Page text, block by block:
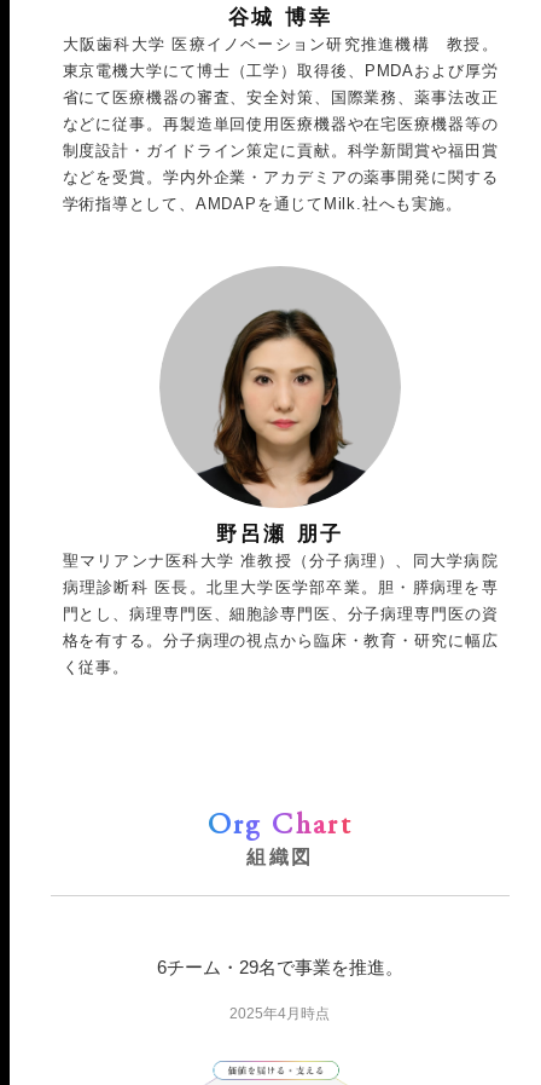
谷城 博幸
大阪歯科大学 医療イノベーション研究推進機構 教授。
東京電機大学にて博士（工学）取得後、PMDAおよび厚労
省にて医療機器の審査、安全対策、国際業務、薬事法改正
などに従事。再製造単回使用医療機器や在宅医療機器等の
制度設計・ガイドライン策定に貢献。科学新聞賞や福田賞
などを受賞。学内外企業・アカデミアの薬事開発に関する
学術指導として、AMDAPを通じてMilk.社へも実施。
野呂瀬 朋子
聖マリアンナ医科大学 准教授（分子病理）、同大学病院
病理診断科 医長。北里大学医学部卒業。胆・膵病理を専
門とし、病理専門医、細胞診専門医、分子病理専門医の資
格を有する。分子病理の視点から臨床・教育・研究に幅広
く従事。
Org Chart
組織図
6チーム・29名で事業を推進。
2025年4月時点